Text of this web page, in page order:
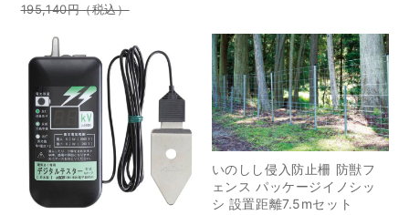
個別で連絡いたしま
す。・実施日2024年3月
2日（土）・スケジュール
10時〜12時 巣箱の組み
立て 資材はこちらで用
意していますので、組み
立て作業を行っていただ
きます。12時〜13時 お
195,140円（税込）
いのしし侵入防止柵 防獣フ
ェンス パッケージイノシッ
シ 設置距離7.5mセット